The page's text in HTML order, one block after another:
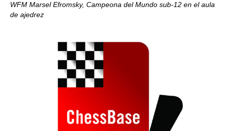
WFM Marsel Efromsky, Campeona del Mundo sub-12 en el aula
de ajedrez